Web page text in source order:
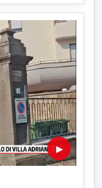
▶